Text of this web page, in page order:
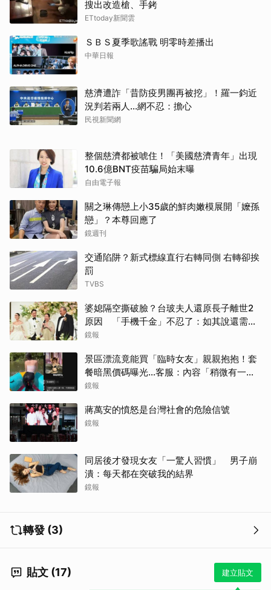
搜出改造槍、手銬
ETtoday新聞雲
ＳＢＳ夏季歌謠戰 明零時差播出
中華日報
慈濟遭詐「昔防疫男團再被挖」！羅一鈞近
況判若兩人…網不忍：擔心
民視新聞網
整個慈濟都被唬住！「美國慈濟青年」出現
10.6億BNT疫苗騙局始末曝
自由電子報
關之琳傳戀上小35歲的鮮肉嫩模展開「嬤孫
戀」？本尊回應了
鏡週刊
交通陷阱？新式標線直行右轉同側 右轉卻挨
罰
TVBS
婆媳隔空撕破臉？台玻夫人還原長子離世2
原因 「手機千金」不忍了：如其說還需要
離開嗎？
鏡報
景區漂流竟能買「臨時女友」親親抱抱！套
餐暗黑價碼曝光…客服：內容「稍微有一點
尺度」
鏡報
蔣萬安的憤怒是台灣社會的危險信號
鏡報
同居後才發現女友「一驚人習慣」 男子崩
潰：每天都在突破我的結界
鏡報
轉發 (3)
貼文 (17) 建立貼文